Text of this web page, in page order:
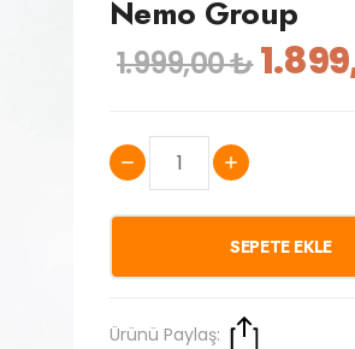
Nemo Group
1.999,00 ₺
SEPETE EKLE
Ürünü Paylaş: